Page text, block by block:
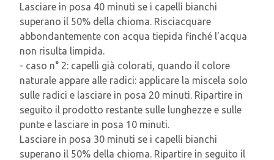
Lasciare in posa 40 minuti se i capelli bianchi
superano il 50% della chioma. Risciacquare
abbondantemente con acqua tiepida finché l'acqua
non risulta limpida.
- caso n° 2: capelli già colorati, quando il colore
naturale appare alle radici: applicare la miscela solo
sulle radici e lasciare in posa 20 minuti. Ripartire in
seguito il prodotto restante sulle lunghezze e sulle
punte e lasciare in posa 10 minuti.
Lasciare in posa 30 minuti se i capelli bianchi
superano il 50% della chioma. Ripartire in seguito il